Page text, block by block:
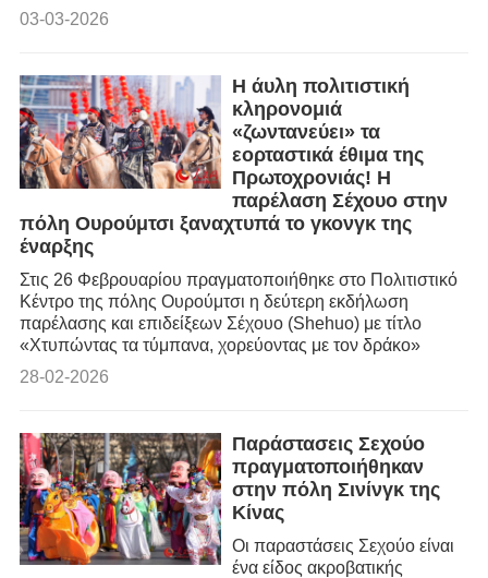
03-03-2026
Η άυλη πολιτιστική
κληρονομιά
«ζωντανεύει» τα
εορταστικά έθιμα της
Πρωτοχρονιάς! Η
παρέλαση Σέχουο στην
πόλη Ουρούμτσι ξαναχτυπά το γκονγκ της
έναρξης
Στις 26 Φεβρουαρίου πραγματοποιήθηκε στο Πολιτιστικό
Κέντρο της πόλης Ουρούμτσι η δεύτερη εκδήλωση
παρέλασης και επιδείξεων Σέχουο (Shehuo) με τίτλο
«Χτυπώντας τα τύμπανα, χορεύοντας με τον δράκο»
28-02-2026
Παράστασεις Σεχούο
πραγματοποιήθηκαν
στην πόλη Σινίνγκ της
Κίνας
Οι παραστάσεις Σεχούο είναι
ένα είδος ακροβατικής